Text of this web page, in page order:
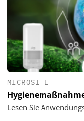
MICROSITE
Lesen Sie